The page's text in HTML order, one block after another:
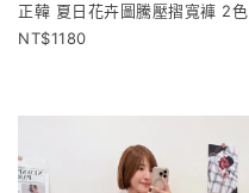
正韓 夏日花卉圖騰壓摺寬褲 2色
1180